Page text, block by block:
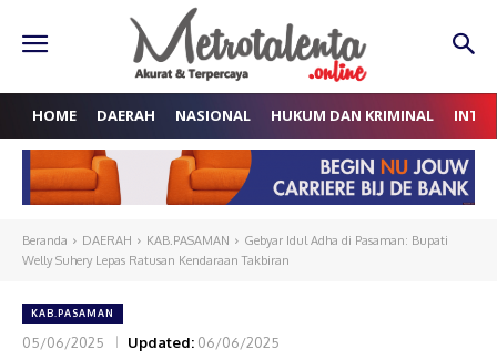
HOME DAERAH NASIONAL HUKUM DAN KRIMINAL
Beranda DAERAH KAB.PASAMAN
Gebyar Idul Adha di Pasaman: Bupati
Welly Suhery Lepas Ratusan Kendaraan Takbiran
KAB.PASAMAN
05/06/2025 Updated: 06/06/2025